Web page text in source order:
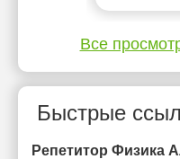
Все
Быстрые
Репетитор Физика